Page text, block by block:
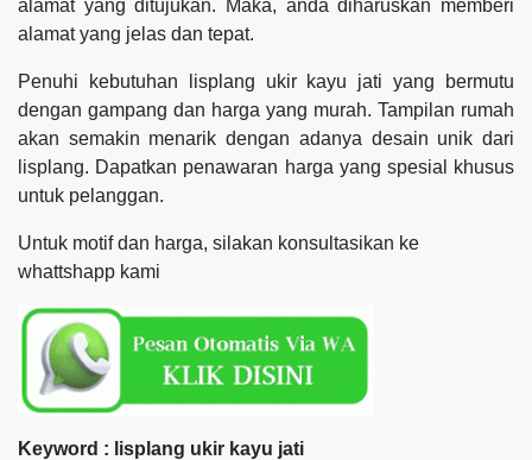
alamat yang ditujukan. Maka, anda diharuskan memberi
alamat yang jelas dan tepat.
Penuhi kebutuhan lisplang ukir kayu jati yang bermutu
dengan gampang dan harga yang murah. Tampilan rumah
akan semakin menarik dengan adanya desain unik dari
lisplang. Dapatkan penawaran harga yang spesial khusus
untuk pelanggan.
Untuk motif dan harga, silakan konsultasikan ke
whattshapp kami
Keyword : lisplang ukir kayu jati